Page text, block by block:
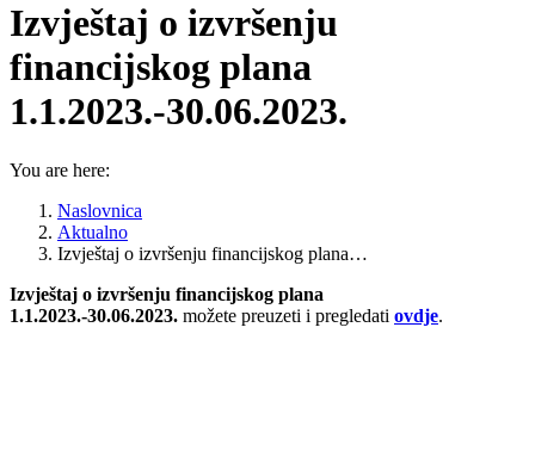
Izvještaj o izvršenju
financijskog plana
1.1.2023.-30.06.2023.
You are here:
Naslovnica
Aktualno
Izvještaj o izvršenju financijskog plana…
Izvještaj o izvršenju financijskog plana
1.1.2023.-30.06.2023. možete preuzeti i pregledati ovdje.